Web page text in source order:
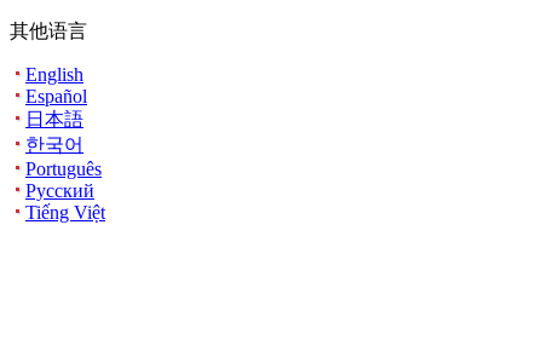
其他语言
English
Español
日本語
한국어
Português
Русский
Tiếng Việt